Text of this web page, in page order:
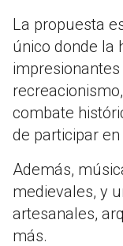
La propuesta
único donde la
combate
de participar
Además,
medievales, y
artesanales,
más.